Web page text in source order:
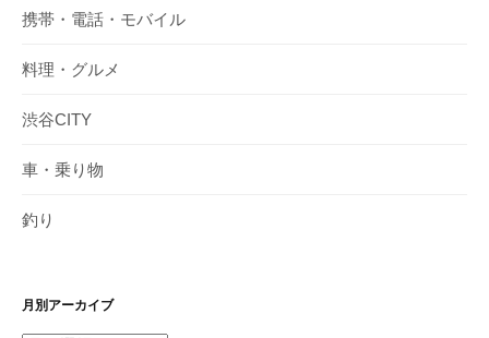
携帯・電話・モバイル
料理・グルメ
渋谷CITY
車・乗り物
釣り
月別アーカイブ